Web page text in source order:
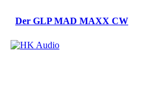
Der GLP MAD MAXX CW